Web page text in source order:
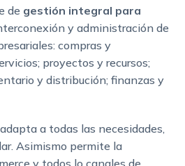
de gestión integral para
y administración de
compras y
proyectos y recursos;
y distribución; finanzas y
a todas las necesidades,
Asimismo permite la
y todos lo canales de